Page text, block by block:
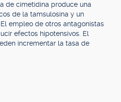
de cimetidina produce una
de la tamsulosina y un
empleo de otros antagonistas
efectos hipotensivos. El
incrementar la tasa de